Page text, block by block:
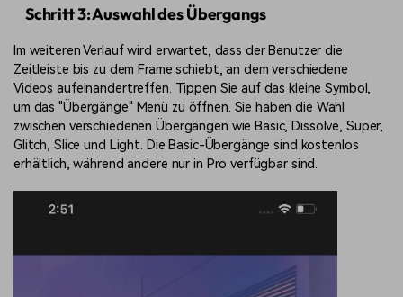
Schritt 3: Auswahl des Übergangs
Im weiteren Verlauf wird erwartet, dass der Benutzer die
Zeitleiste bis zu dem Frame schiebt, an dem verschiedene
Videos aufeinandertreffen. Tippen Sie auf das kleine Symbol,
um das "Übergänge" Menü zu öffnen. Sie haben die Wahl
zwischen verschiedenen Übergängen wie Basic, Dissolve, Super,
Glitch, Slice und Light. Die Basic-Übergänge sind kostenlos
erhältlich, während andere nur in Pro verfügbar sind.